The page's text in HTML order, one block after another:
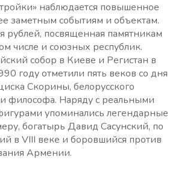
наблюдается повышенное
заметным событиям и объектам.
рублей, посвященная памятникам
числе и союзных республик.
собор в Киеве и Регистан в
году отметили пять веков со дня
Скорины, белорусского
философа. Наряду с реальными
упоминались легендарные
богатырь Давид Сасунский, по
в VIII веке и боровшийся против
Армении.